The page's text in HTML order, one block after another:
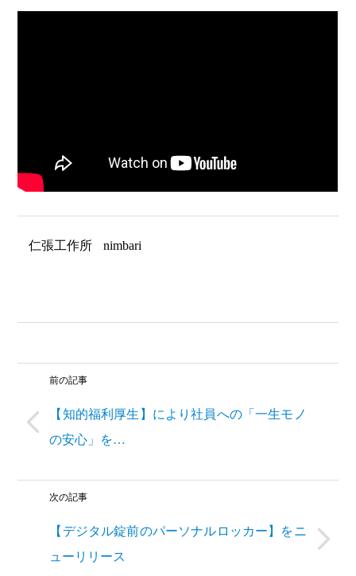
仁張工作所 nimbari
前の記事
【知的福利厚生】により社員への「一生モノ
の安心」を…
次の記事
【デジタル錠前のパーソナルロッカー】をニ
ューリリース